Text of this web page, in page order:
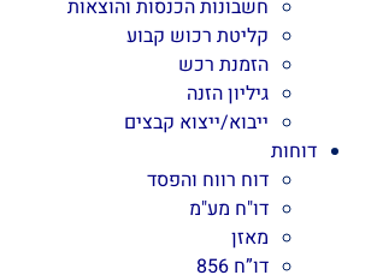
חשבונות הכנסות והוצאות
קליטת רכוש קבוע
הזמנת רכש
גיליון הזנה
ייבוא/ייצוא קבצים
דוחות
דוח רווח והפסד
דו"ח מע"מ
מאזן
דו”ח 856